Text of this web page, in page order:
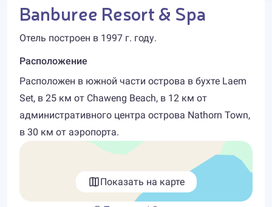
Banburee Resort & Spa
Отель построен в 1997 г. году.
Расположение
Расположен в южной части острова в бухте Laem
Set, в 25 км от Chaweng Beach, в 12 км от
административного центра острова Nathorn Town,
в 30 км от аэропорта.
Показать на карте